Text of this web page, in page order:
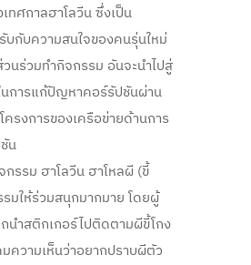
ทศกาลฮาโลวีน ซึ่งเป็น
กับความสนใจของคนรุ่นใหม่
วนร่วมทำกิจกรรม อันจะนำไปสู่
นการแก้ปัญหาคอร์รัปชันผ่าน
ครงการของเครือข่ายด้านการ
น
กรรม ฮาโลวีน ฮาโหลผี (ขี้
มให้ร่วมสนุกมากมาย โดยผู้
นำสติกเกอร์ไปติดตามผีขี้โกง
ความเห็นว่าอยากปราบผีตัว